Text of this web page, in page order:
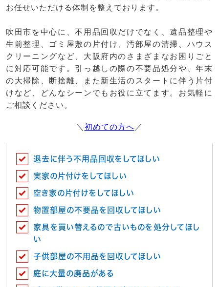
お任せいただける体制を整えております。
吹田市を中心に、不用品回収だけでなく、遺品整理や
生前整理、ゴミ屋敷の片付け、汚部屋の清掃、ハウス
クリーニングなど、大阪府内のさまざまなお困りごと
に対応可能です。引っ越しの際の不要品処分や、年末
の大掃除、断捨離、また新生活のスタートに伴う片付
けなど、どんなシーンでもお役に立てます。お気軽に
ご相談ください。
＼ 初めての方へ ／
退去に伴う不用品回収をしてほしい
実家の片付けをしてほしい
空き家の片付けをしてほしい
物置部屋の不要品を回収してほしい
家具を買い替えるので古いものを処分してほし
い
子供部屋の不用品を回収してほしい
庭に大量の廃品がある